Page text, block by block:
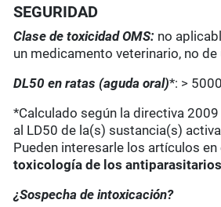
SEGURIDAD
Clase de toxicidad OMS: no
un medicamento veterinario, no
DL50 en ratas (aguda oral)*: >
*Calculado según la directiva 2009
al LD50 de la(s) sustancia(s)
Pueden interesarle los artículos
toxicología de los antiparasitarios
¿Sospecha de intoxicación?